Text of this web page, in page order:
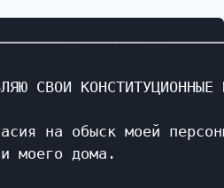
СВОИ
на обыск моей
или моего дома.